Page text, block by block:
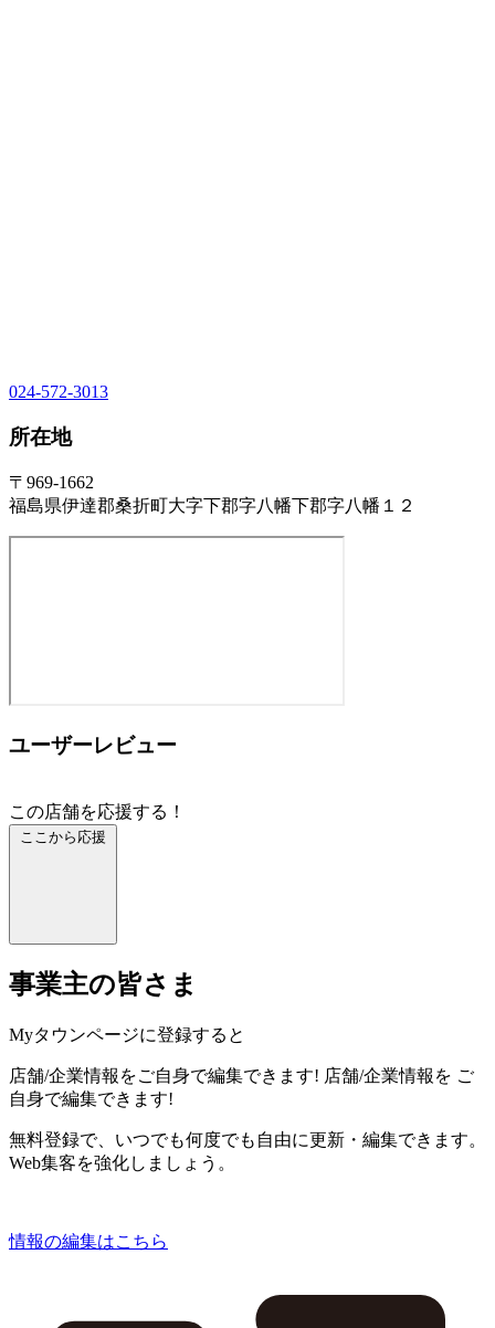
024-572-3013
所在地
〒969-1662
福島県伊達郡桑折町大字下郡字八幡下郡字八幡１２
ユーザーレビュー
この店舗を応援する！
ここから応援
事業主の皆さま
Myタウンページに登録すると
店舗/企業情報をご自身で編集できます! 店舗/企業情報を ご
自身で編集できます!
無料登録で、いつでも何度でも自由に更新・編集できます。
Web集客を強化しましょう。
情報の編集はこちら